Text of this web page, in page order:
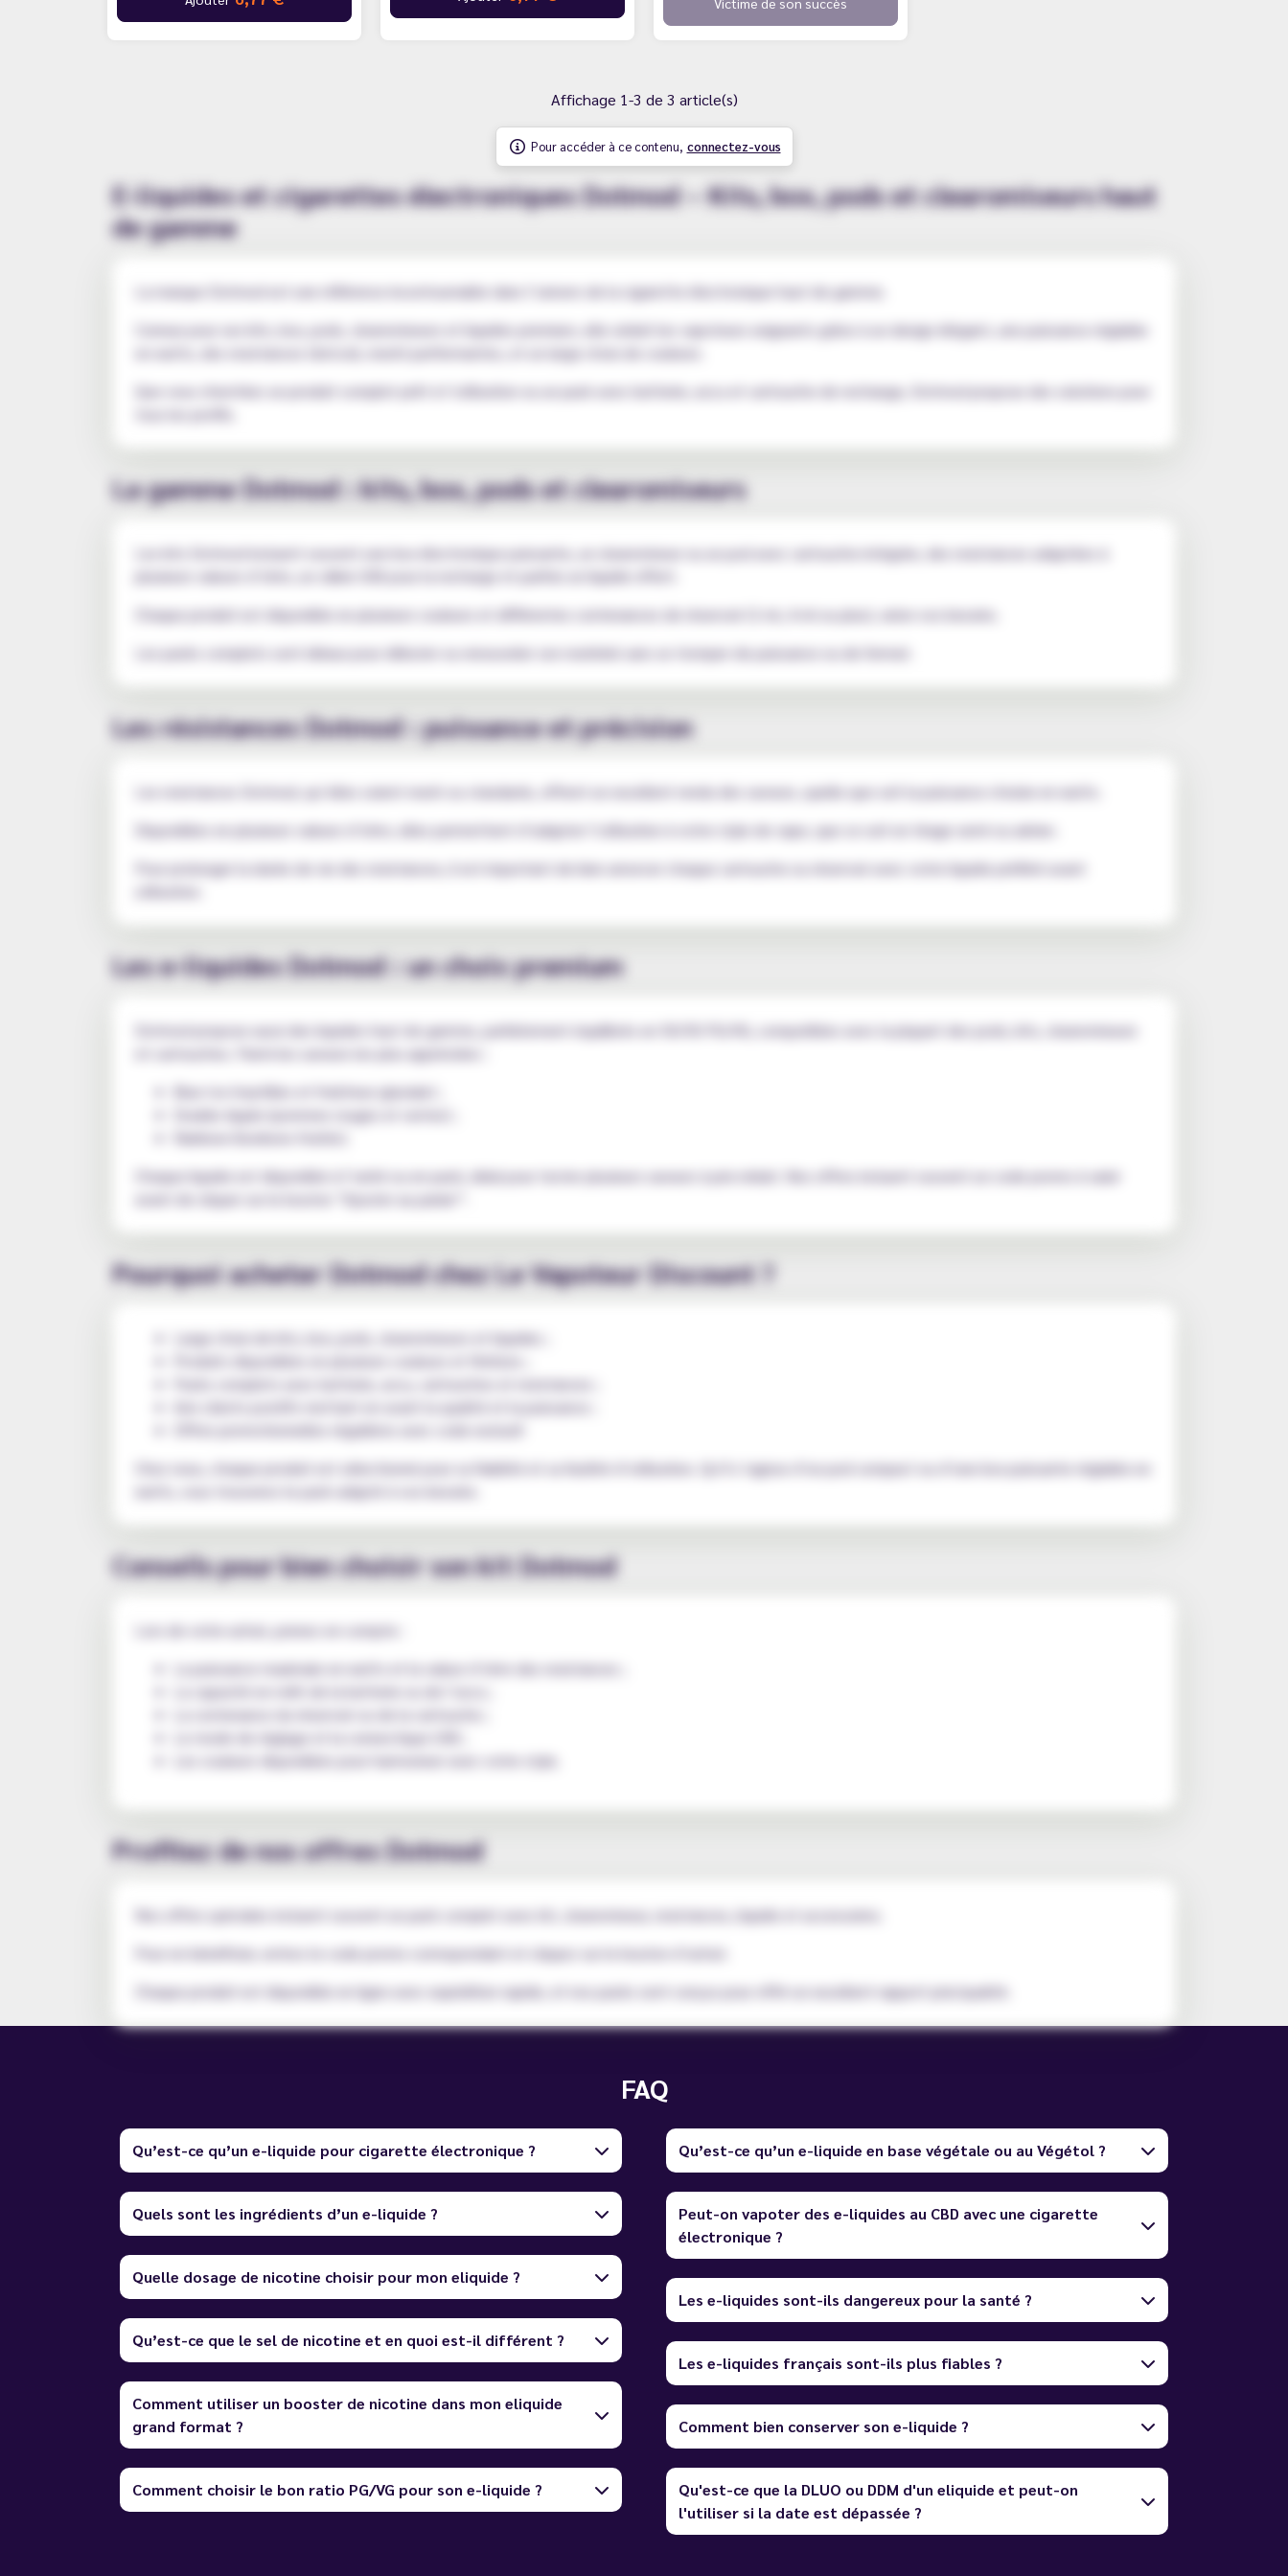
Affichage 1-3 de 3 article(s)
Pour accéder à ce contenu, connectez-vous
E-liquides et cigarettes électroniques Dotmod – Kits, box, pods et clearomiseurs haut
de gamme
La marque Dotmod est une référence incontournable dans l’univers de la cigarette électronique haut de gamme.
Connue pour ses kits, box, pods, clearomiseurs et liquides premium, elle séduit les vapoteurs exigeants grâce à un design élégant, une puissance réglable
en watts, des resistances (dotcoil, mesh) performantes, et un large choix de couleurs.
Que vous cherchiez un produit complet prêt à l’utilisation ou un pack avec batterie, accu et cartouche de rechange, Dotmod propose des solutions pour
La gamme Dotmod : kits, box, pods et clearomiseurs
Les kits Dotmod incluent souvent une box électronique puissante, un clearomiseur ou un pod avec cartouche intégrée, des resistances adaptées à
plusieurs valeurs d’ohm, un câble USB pour la recharge et parfois un liquide offert.
Chaque produit est disponible en plusieurs couleurs et différentes contenances de réservoir (2 ml, 4 ml ou plus), selon vos besoins.
Les packs complets sont idéaux pour débuter ou renouveler son matériel sans se tromper de puissance ou de format.
Les résistances Dotmod : puissance et précision
Les resistances Dotmod, qu’elles soient mesh ou standards, offrent un excellent rendu des saveurs, quelle que soit la puissance choisie en watts.
Disponibles en plusieurs valeurs d’ohm, elles permettent d’adapter l’utilisation à votre style de vape, que ce soit en tirage serré ou aérien.
Pour prolonger la durée de vie des resistances, il est important de bien amorcer chaque cartouche ou réservoir avec votre liquide préféré avant
Les e-liquides Dotmod : un choix premium
Dotmod propose aussi des liquides haut de gamme, parfaitement équilibrés en 50/50 PG/VG, compatibles avec la plupart des pods, kits, clearomiseurs
et cartouches. Parmi les saveurs les plus appréciées :
Blue Ice (myrtilles et fraîcheur glaciale) ;
Double Apple (pommes rouges et vertes) ;
Chaque liquide est disponible à l’unité ou en pack, idéal pour tester plusieurs saveurs à prix réduit. Nos offres incluent souvent un code promo à saisir
avant de cliquer sur le bouton “Ajouter au panier”.
Pourquoi acheter Dotmod chez Le Vapoteur Discount ?
Large choix de kits, box, pods, clearomiseurs et liquides ;
Produits disponibles en plusieurs couleurs et finitions ;
Packs complets avec batterie, accu, cartouches et resistances ;
Offres promotionnelles régulières avec code exclusif.
Chez nous, chaque produit est sélectionné pour sa fiabilité et sa facilité d’utilisation. Qu’il s’agisse d’un pod compact ou d’une box puissante réglable en
watts, vous trouverez le pack adapté à vos besoins.
Conseils pour bien choisir son kit Dotmod
Lors de votre achat, prenez en compte :
La puissance maximale en watts et la valeur d’ohm des resistances ;
La capacité en mAh de la batterie ou de l’accu ;
Le mode de réglage et la connectique USB ;
Les couleurs disponibles pour harmoniser avec votre style.
Profitez de nos offres Dotmod
Nos offres spéciales incluent souvent un pack complet avec kit, clearomiseur, resistances, liquide et accessoires.
Pour en bénéficier, entrez le code promo correspondant et cliquez sur le bouton d’achat.
Chaque produit est disponible en ligne avec expédition rapide, et nos packs sont conçus pour offrir un excellent rapport prix/qualité.
FAQ
Qu’est-ce qu’un e-liquide pour cigarette électronique ?
Quels sont les ingrédients d’un e-liquide ?
Quelle dosage de nicotine choisir pour mon eliquide ?
Qu’est-ce que le sel de nicotine et en quoi est-il différent ?
Comment utiliser un booster de nicotine dans mon eliquide
grand format ?
Comment choisir le bon ratio PG/VG pour son e-liquide ?
Qu’est-ce qu’un e-liquide en base végétale ou au Végétol ?
Peut-on vapoter des e-liquides au CBD avec une cigarette
électronique ?
Les e-liquides sont-ils dangereux pour la santé ?
Les e-liquides français sont-ils plus fiables ?
Comment bien conserver son e-liquide ?
Qu'est-ce que la DLUO ou DDM d'un eliquide et peut-on
l'utiliser si la date est dépassée ?